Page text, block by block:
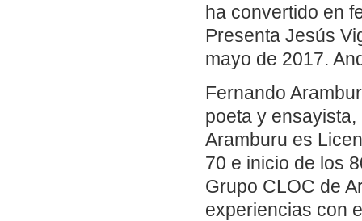
ha convertido en
Presenta Jesús
mayo de 2017.
Fernando
poeta y
Aramburu es
70 e inicio de los
Grupo CLOC de
experiencias con